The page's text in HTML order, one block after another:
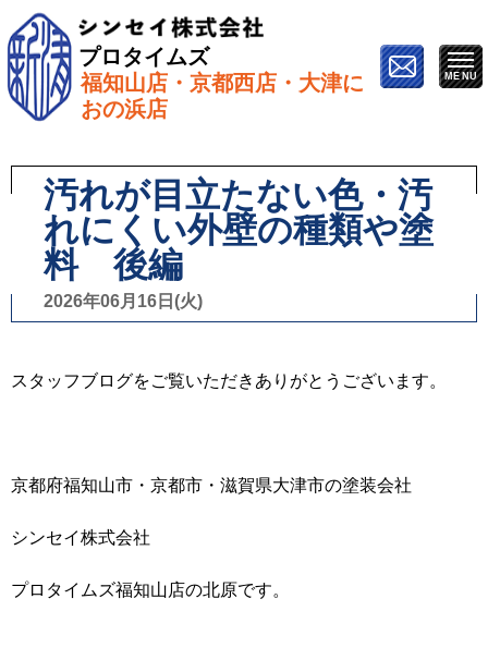
プロタイムズ
福知山店・京都西店・大津に
おの浜店
ホーム»スタッフブログ»汚れが目立たない色・汚れ
にくい外壁の種類や塗料 後編
汚れが目立たない色・汚
れにくい外壁の種類や塗
料 後編
2026年06月16日(火)
スタッフブログをご覧いただきありがとうございます。
京都府福知山市・京都市・滋賀県大津市の塗装会社
シンセイ株式会社
プロタイムズ福知山店の北原です。